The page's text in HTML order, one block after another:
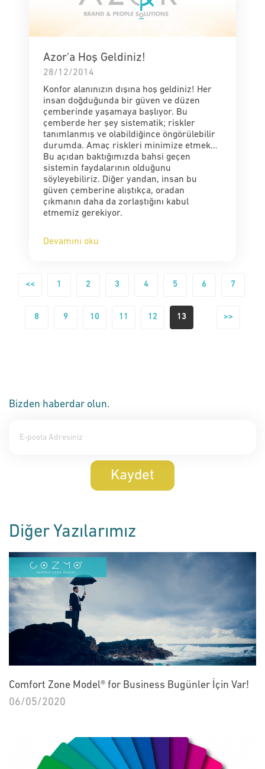
Azor'a Hoş Geldiniz!
28/12/2014
Konfor alanınızın dışına hoş geldiniz! Her
insan doğduğunda bir güven ve düzen
çemberinde yaşamaya başlıyor. Bu
çemberde her şey sistematik; riskler
tanımlanmış ve olabildiğince öngörülebilir
durumda. Amaç riskleri minimize etmek…
Bu açıdan baktığımızda bahsi geçen
sistemin faydalarının olduğunu
söyleyebiliriz. Diğer yandan, insan bu
güven çemberine alıştıkça, oradan
çıkmanın daha da zorlaştığını kabul
etmemiz gerekiyor.
Devamını oku
<< 1 2 3 4 5 6 7
8 9 10 11 12 13 >>
Bizden haberdar olun.
Kaydet
Diğer Yazılarımız
Comfort Zone Model® for Business Bugünler İçin Var!
06/05/2020